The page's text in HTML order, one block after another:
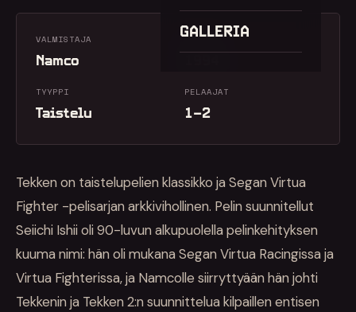
GALLERIA
VALMISTAJA
Namco
VUOSI
TYYPPI
Taistelu
PELAAJAT
1–2
Tekken on taistelupelien klassikko ja Segan Virtua
Fighter -pelisarjan arkkivihollinen. Pelin suunnitellut
Seiichi Ishii oli 90-luvun alkupuolella pelinkehityksen
kuuma nimi: hän oli mukana Segan Virtua Racingissa ja
Virtua Fighterissa, ja Namcolle siirryttyään hän johti
Tekkenin ja Tekken 2:n suunnittelua kilpaillen entisen